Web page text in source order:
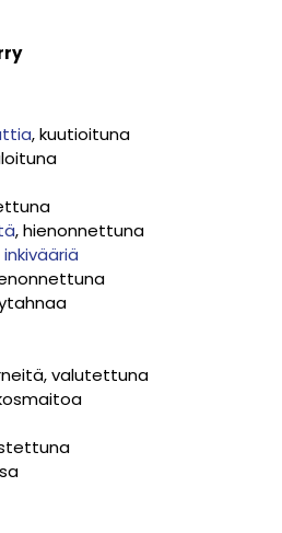
, kuutioituna
, hienonnettuna
inkivääriä
valutettuna